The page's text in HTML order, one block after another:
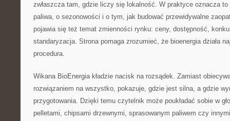
zwłaszcza tam, gdzie liczy się lokalność. W praktyce oznacza
paliwa, o sezonowości i o tym, jak budować przewidywalne
pojawia się też temat zmienności rynku: ceny, dostępność,
standaryzacja. Strona pomaga zrozumieć, że bioenergia działa
procedura.
Wikana BioEnergia kładzie nacisk na rozsądek. Zamiast
rozwiązaniem na wszystko, pokazuje, gdzie jest silna, a gdzie
przygotowania. Dzięki temu czytelnik może poukładać sobie w
pelletami, chipsami drzewnymi, sprasowanym paliwem czy